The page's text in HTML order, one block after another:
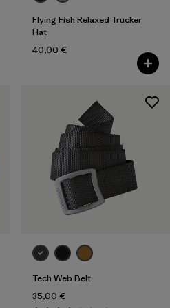
Flying Fish Relaxed Trucker
Hat
40,00 €
Tech Web Belt
35,00 €